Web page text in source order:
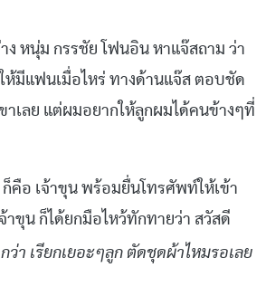
ง หนุ่ม กรรชัย โฟนอิน หาแจ๊สถาม ว่า
ห้มีแฟนเมื่อไหร่ ทางด้านแจ๊ส ตอบชัด
าเลย แต่ผมอยากให้ลูกผมได้คนข้างๆที่
คือ เจ้าขุน พร้อมยื่นโทรศัพท์ให้เข้า
ขุน ก็ได้ยกมือไหว้ทักทายว่า สวัสดี
ว่า เรียกเยอะๆลูก ตัดชุดผ้าไหมรอเลย